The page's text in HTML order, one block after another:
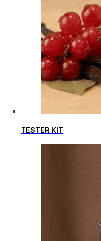
TESTER KIT